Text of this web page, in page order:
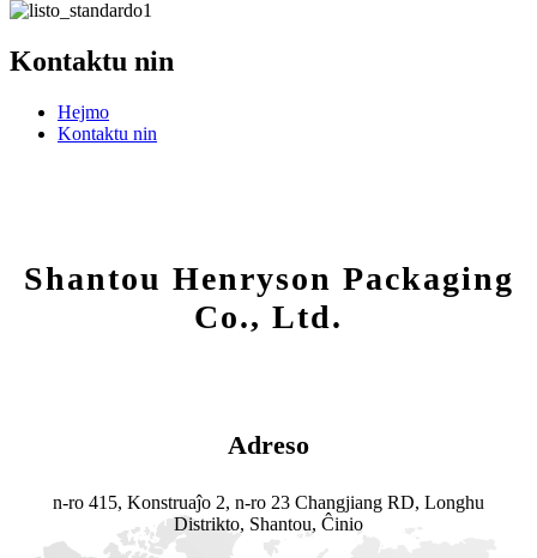
Kontaktu nin
Hejmo
Kontaktu nin
Shantou Henryson Packaging
Co., Ltd.
Adreso
n-ro 415, Konstruaĵo 2, n-ro 23 Changjiang RD, Longhu
Distrikto, Shantou, Ĉinio